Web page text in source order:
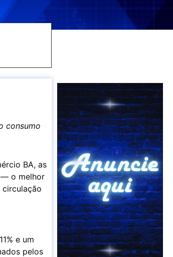
consumo
BA, as
— o melhor
e um
pelos